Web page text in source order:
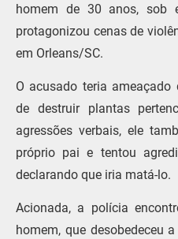
homem de 30 anos, sob
protagonizou cenas de
em Orleans/SC.
O acusado teria
de destruir plantas
agressões verbais, ele
próprio pai e tentou
declarando que iria matá-lo.
Acionada, a polícia
homem, que desobedeceu